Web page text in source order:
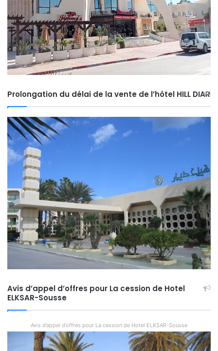
Prolongation du délai de la vente de l’hôtel HILL DIAR
Avis d’appel d’offres pour La cession de Hotel
ELKSAR-Sousse
Avis d’appel d’offres pour La cession de Hotel ELKSAR-Sousse